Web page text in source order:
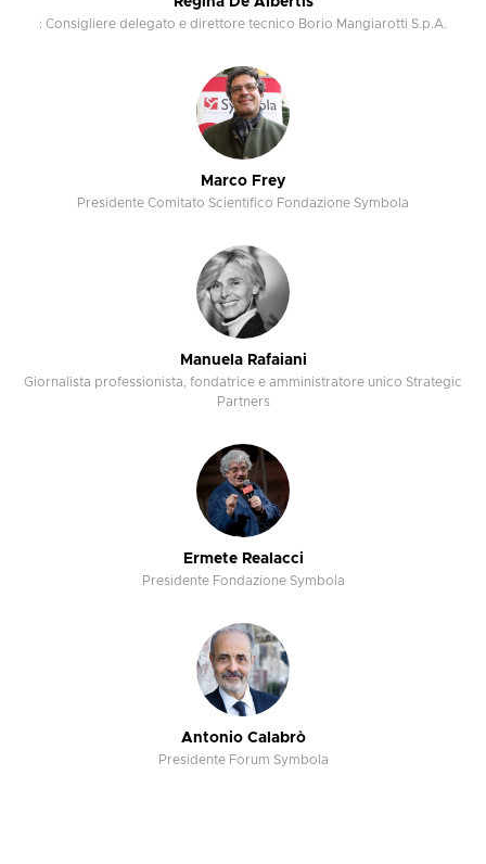
: Consigliere delegato e direttore tecnico Borio Mangiarotti S.p.A.
Marco Frey
Presidente Comitato Scientifico Fondazione Symbola
Manuela Rafaiani
Giornalista professionista, fondatrice e amministratore unico Strategic
Partners
Ermete Realacci
Presidente Fondazione Symbola
Antonio Calabrò
Presidente Forum Symbola